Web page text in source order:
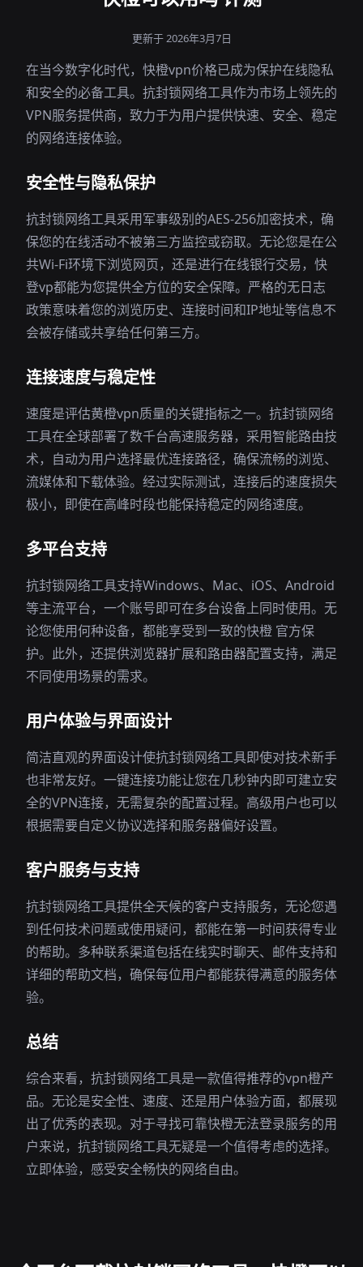
更新于 2026年3月7日
在当今数字化时代，快橙vpn价格已成为保护在线隐私
和安全的必备工具。抗封锁网络工具作为市场上领先的
VPN服务提供商，致力于为用户提供快速、安全、稳定
的网络连接体验。
安全性与隐私保护
抗封锁网络工具采用军事级别的AES-256加密技术，确
保您的在线活动不被第三方监控或窃取。无论您是在公
共Wi-Fi环境下浏览网页，还是进行在线银行交易，快
登vp都能为您提供全方位的安全保障。严格的无日志
政策意味着您的浏览历史、连接时间和IP地址等信息不
会被存储或共享给任何第三方。
连接速度与稳定性
速度是评估黄橙vpn质量的关键指标之一。抗封锁网络
工具在全球部署了数千台高速服务器，采用智能路由技
术，自动为用户选择最优连接路径，确保流畅的浏览、
流媒体和下载体验。经过实际测试，连接后的速度损失
极小，即使在高峰时段也能保持稳定的网络速度。
多平台支持
抗封锁网络工具支持Windows、Mac、iOS、Android
等主流平台，一个账号即可在多台设备上同时使用。无
论您使用何种设备，都能享受到一致的快橙 官方保
护。此外，还提供浏览器扩展和路由器配置支持，满足
不同使用场景的需求。
用户体验与界面设计
简洁直观的界面设计使抗封锁网络工具即使对技术新手
也非常友好。一键连接功能让您在几秒钟内即可建立安
全的VPN连接，无需复杂的配置过程。高级用户也可以
根据需要自定义协议选择和服务器偏好设置。
客户服务与支持
抗封锁网络工具提供全天候的客户支持服务，无论您遇
到任何技术问题或使用疑问，都能在第一时间获得专业
的帮助。多种联系渠道包括在线实时聊天、邮件支持和
详细的帮助文档，确保每位用户都能获得满意的服务体
验。
总结
综合来看，抗封锁网络工具是一款值得推荐的vpn橙产
品。无论是安全性、速度、还是用户体验方面，都展现
出了优秀的表现。对于寻找可靠快橙无法登录服务的用
户来说，抗封锁网络工具无疑是一个值得考虑的选择。
立即体验，感受安全畅快的网络自由。